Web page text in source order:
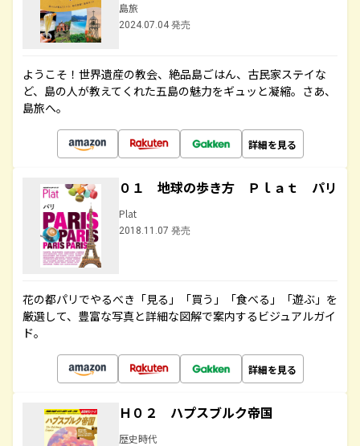
島旅
2024.07.04 発売
ようこそ！世界遺産の教会、絶品島ごはん、古民家ステイな
ど、島の人が教えてくれた五島の魅力をギュッと凝縮。さあ、
島旅へ。
詳細を見る
０１ 地球の歩き方 Ｐｌａｔ パリ
Plat
2018.11.07 発売
花の都パリでやるべき「見る」「買う」「食べる」「遊ぶ」を
厳選して、豊富な写真と詳細な図解で案内するビジュアルガイ
ド。
詳細を見る
Ｈ０２ ハプスブルク帝国
歴史時代